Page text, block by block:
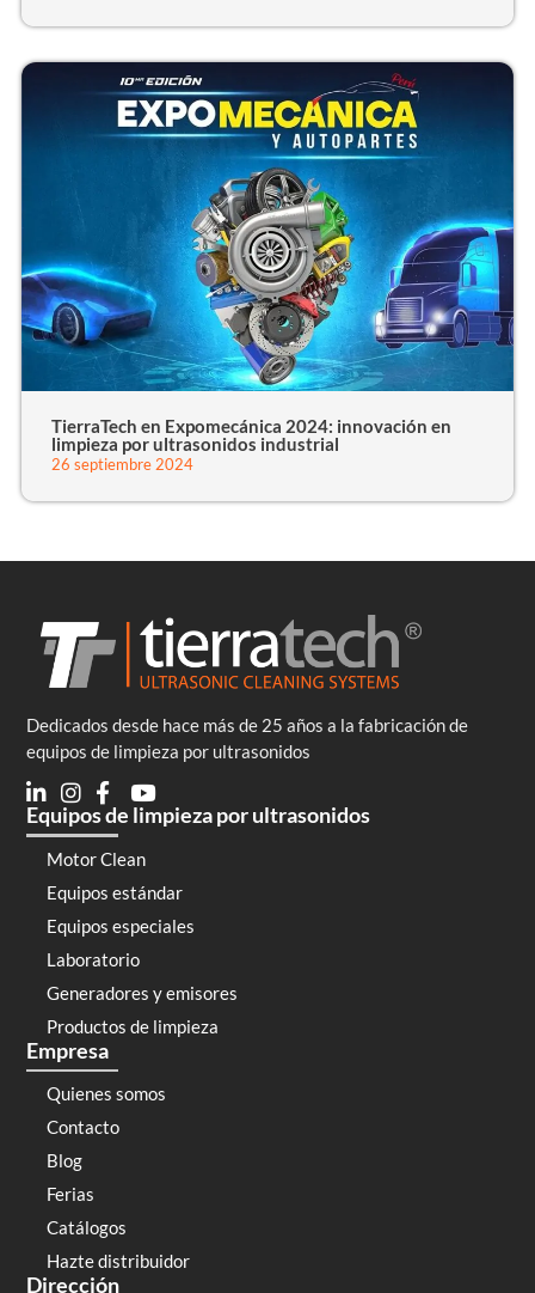
TierraTech en Expomecánica 2024: innovación en
limpieza por ultrasonidos industrial
26 septiembre 2024
Dedicados desde hace más de 25 años a la fabricación de
equipos de limpieza por ultrasonidos
Equipos de limpieza por ultrasonidos
Motor Clean
Equipos estándar
Equipos especiales
Laboratorio
Generadores y emisores
Productos de limpieza
Empresa
Quienes somos
Contacto
Blog
Ferias
Catálogos
Hazte distribuidor
Dirección